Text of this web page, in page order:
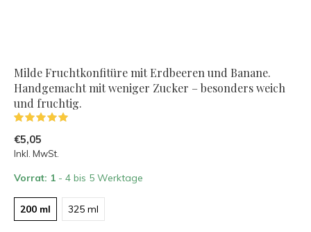
Milde Fruchtkonfitüre mit Erdbeeren und Banane.
Handgemacht mit weniger Zucker – besonders weich
und fruchtig.
€5,05
Inkl. MwSt.
Vorrat: 1 - 4 bis 5 Werktage
200 ml 325 ml